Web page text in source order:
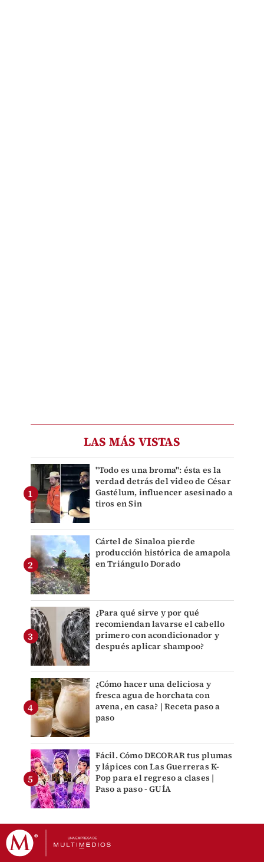
LAS MÁS VISTAS
"Todo es una broma": ésta es la
verdad detrás del video de César
Gastélum, influencer asesinado a
tiros en Sin
Cártel de Sinaloa pierde
producción histórica de amapola
en Triángulo Dorado
¿Para qué sirve y por qué
recomiendan lavarse el cabello
primero con acondicionador y
después aplicar shampoo?
¿Cómo hacer una deliciosa y
fresca agua de horchata con
avena, en casa? | Receta paso a
paso
Fácil. Cómo DECORAR tus plumas
y lápices con Las Guerreras K-
Pop para el regreso a clases |
Paso a paso - GUÍA